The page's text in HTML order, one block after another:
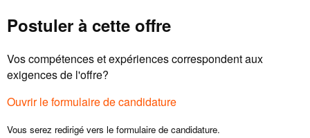
Postuler à cette offre
Vos compétences et expériences correspondent aux
exigences de l'offre?
Ouvrir le formulaire de candidature
Vous serez redirigé vers le formulaire de candidature.